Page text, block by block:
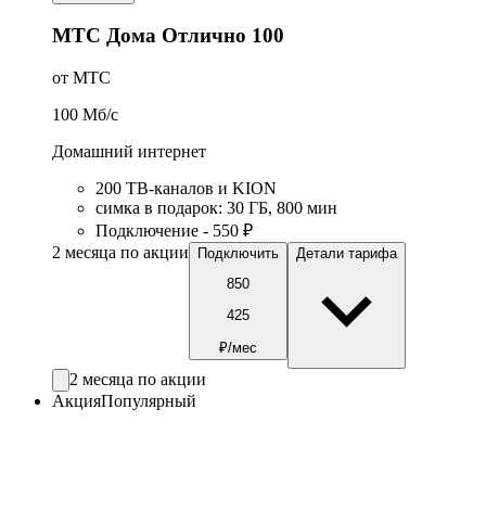
МТС Дома Отлично 100
от МТС
100 Мб/c
Домашний интернет
200 ТВ-каналов и KION
симка в подарок: 30 ГБ, 800 мин
Подключение - 550 ₽
2 месяца по акции
Подключить
850
425
₽/мес
Детали тарифа
2 месяца по акции
АкцияПопулярный